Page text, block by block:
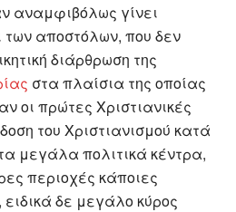
αναμφιβόλως γίνει
των αποστόλων, που δεν
διάρθρωση της
στα πλαίσια της οποίας
οι πρώτες Χριστιανικές
του Χριστιανισμού κατά
μεγάλα πολιτικά κέντρα,
περιοχές κάποιες
δε μεγάλο κύρος